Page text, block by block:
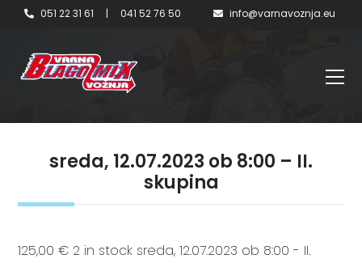
051 22 31 61 | 041 52 76 50 info@varnavoznja.eu
sreda, 12.07.2023 ob 8:00 – II.
skupina
125,00 € 2 in stock sreda, 12.07.2023 ob 8:00 - II.